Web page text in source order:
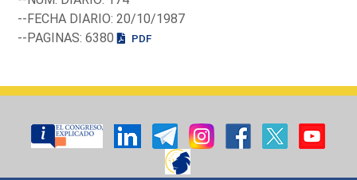
--FECHA DIARIO: 20/10/1987
--PAGINAS: 6380
PDF